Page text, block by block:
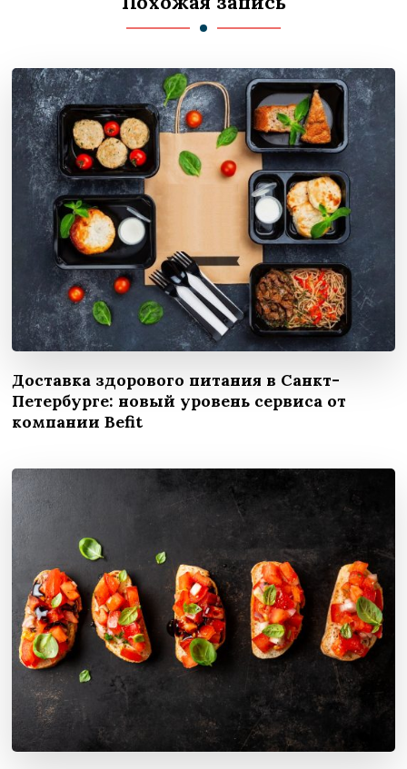
Доставка здорового питания в Санкт-
Петербурге: новый уровень сервиса от
компании Befit